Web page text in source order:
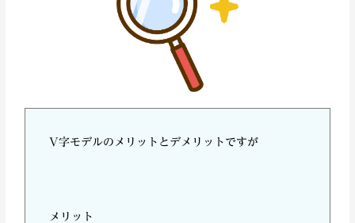
V字モデルのメリットとデメリットですが
メリット